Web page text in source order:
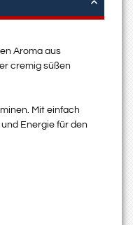
Aroma aus
cremig süßen
Mit einfach
Energie für den